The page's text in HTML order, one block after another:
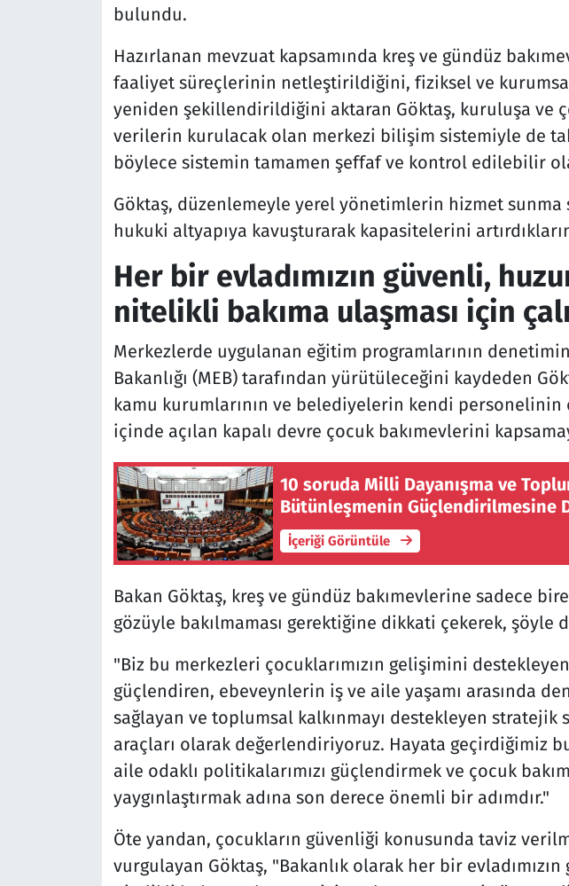
bulundu.
Hazırlanan mevzuat kapsamında kreş ve gündüz
faaliyet süreçlerinin netleştirildiğini, fiziksel ve
yeniden şekillendirildiğini aktaran Göktaş, kuruluşa ve
verilerin kurulacak olan merkezi bilişim sistemiyle de
böylece sistemin tamamen şeffaf ve kontrol edilebilir
Göktaş, düzenlemeyle yerel yönetimlerin hizmet
hukuki altyapıya kavuşturarak kapasitelerini
Her bir evladımızın güvenli,
nitelikli bakıma ulaşması için
Merkezlerde uygulanan eğitim programlarının
Bakanlığı (MEB) tarafından yürütüleceğini kaydeden
kamu kurumlarının ve belediyelerin kendi personelinin
içinde açılan kapalı devre çocuk bakımevlerini
10 soruda Milli Dayanışma ve
Bütünleşmenin Güçlendirilmesine
İçeriği Görüntüle
Bakan Göktaş, kreş ve gündüz bakımevlerine sadece
gözüyle bakılmaması gerektiğine dikkati çekerek, şöyle
"Biz bu merkezleri çocuklarımızın gelişimini
güçlendiren, ebeveynlerin iş ve aile yaşamı arasında
sağlayan ve toplumsal kalkınmayı destekleyen stratejik
araçları olarak değerlendiriyoruz. Hayata geçirdiğimiz
aile odaklı politikalarımızı güçlendirmek ve çocuk
yaygınlaştırmak adına son derece önemli bir adımdır."
Öte yandan, çocukların güvenliği konusunda taviz
vurgulayan Göktaş, "Bakanlık olarak her bir